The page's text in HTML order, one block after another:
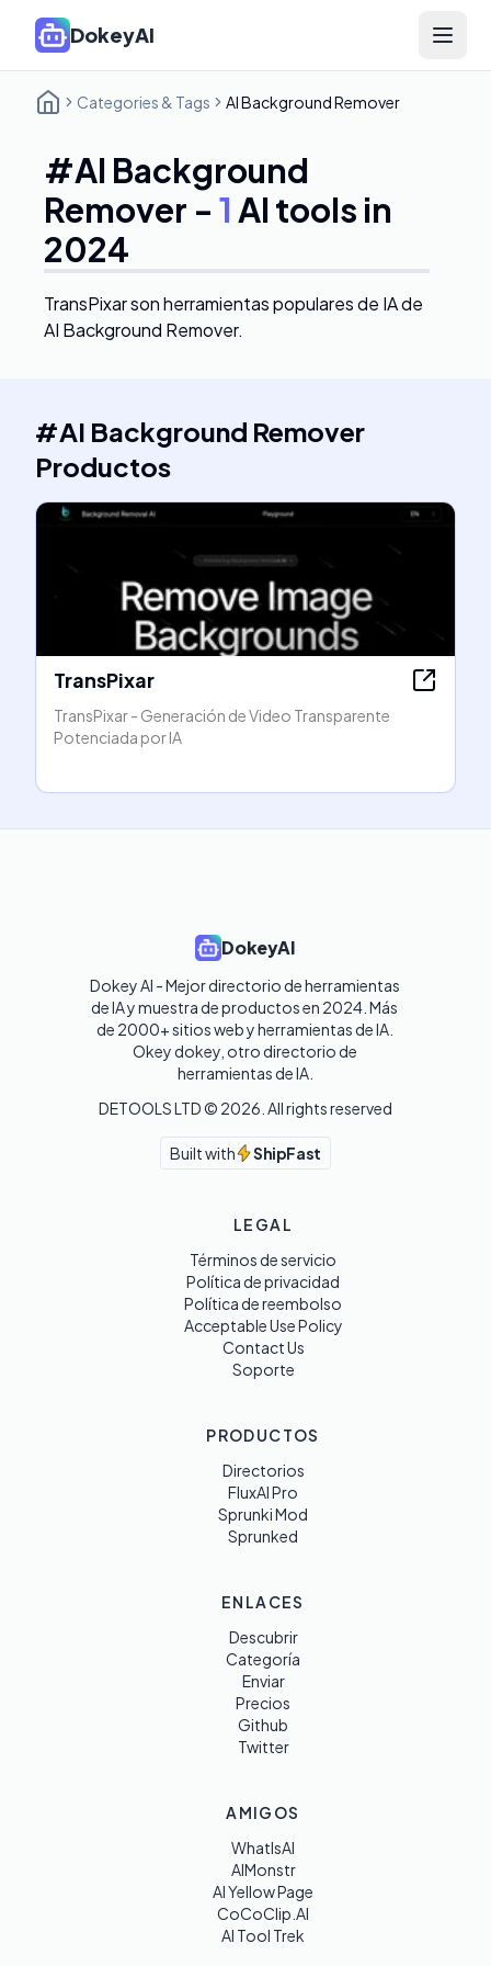
DokeyAI Open
Categories & Tags AI Background Remover
#AI Background
Remover - 1 AI tools in
2024
TransPixarson herramientas populares de IA de
AI Background Remover.
#AI Background Remover
Productos
TransPixar
TransPixar - Generación de Video Transparente
Potenciada por IA
DokeyAI
Dokey AI - Mejor directorio de herramientas
de IA y muestra de productos en 2024. Más
de 2000+ sitios web y herramientas de IA.
Okey dokey, otro directorio de
herramientas de IA.
DETOOLS LTD © 2026 . All rights reserved
Built with ShipFast
LEGAL
Términos de servicio
Política de privacidad
Política de reembolso
Acceptable Use Policy
Contact Us
Soporte
PRODUCTOS
Directorios
FluxAI Pro
Sprunki Mod
Sprunked
ENLACES
Descubrir
Categoría
Enviar
Precios
Github
Twitter
AMIGOS
WhatIsAI
AIMonstr
AI Yellow Page
CoCoClip.AI
AI Tool Trek